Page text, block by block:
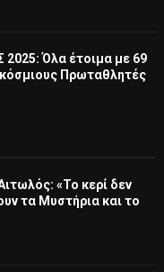
Όλα έτοιμα με 69
Πρωταθλητές
«Το κερί δεν
τα Μυστήρια και το